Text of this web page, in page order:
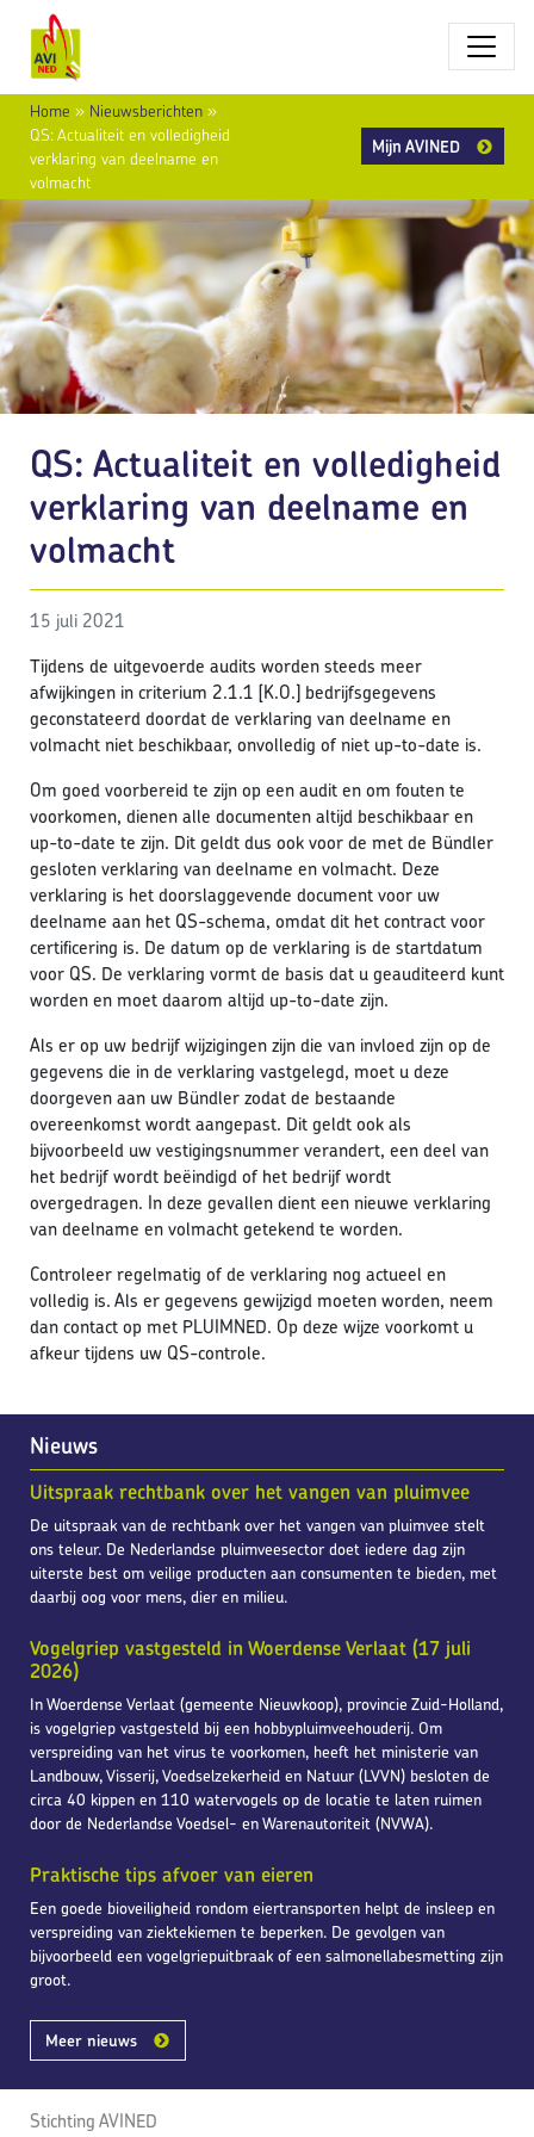
Home » Nieuwsberichten »
QS: Actualiteit en volledigheid
verklaring van deelname en
volmacht
Mijn AVINED
Nieuws
Uitspraak rechtbank over het vangen van pluimvee
De uitspraak van de rechtbank over het vangen van pluimvee stelt
ons teleur. De Nederlandse pluimveesector doet iedere dag zijn
uiterste best om veilige producten aan consumenten te bieden, met
daarbij oog voor mens, dier en milieu.
Vogelgriep vastgesteld in Woerdense Verlaat (17 juli
2026)
In Woerdense Verlaat (gemeente Nieuwkoop), provincie Zuid-Holland,
is vogelgriep vastgesteld bij een hobbypluimveehouderij. Om
verspreiding van het virus te voorkomen, heeft het ministerie van
Landbouw, Visserij, Voedselzekerheid en Natuur (LVVN) besloten de
circa 40 kippen en 110 watervogels op de locatie te laten ruimen
door de Nederlandse Voedsel- en Warenautoriteit (NVWA).
Praktische tips afvoer van eieren
Een goede bioveiligheid rondom eiertransporten helpt de insleep en
verspreiding van ziektekiemen te beperken. De gevolgen van
bijvoorbeeld een vogelgriepuitbraak of een salmonellabesmetting zijn
groot.
Meer nieuws
Stichting AVINED
QS: Actualiteit en volledigheid
verklaring van deelname en
volmacht
15 juli 2021
Tijdens de uitgevoerde audits worden steeds meer
afwijkingen in criterium 2.1.1 [K.O.] bedrijfsgegevens
geconstateerd doordat de verklaring van deelname en
volmacht niet beschikbaar, onvolledig of niet up-to-date is.
Om goed voorbereid te zijn op een audit en om fouten te
voorkomen, dienen alle documenten altijd beschikbaar en
up-to-date te zijn. Dit geldt dus ook voor de met de Bündler
gesloten verklaring van deelname en volmacht. Deze
verklaring is het doorslaggevende document voor uw
deelname aan het QS-schema, omdat dit het contract voor
certificering is. De datum op de verklaring is de startdatum
voor QS. De verklaring vormt de basis dat u geauditeerd kunt
worden en moet daarom altijd up-to-date zijn.
Als er op uw bedrijf wijzigingen zijn die van invloed zijn op de
gegevens die in de verklaring vastgelegd, moet u deze
doorgeven aan uw Bündler zodat de bestaande
overeenkomst wordt aangepast. Dit geldt ook als
bijvoorbeeld uw vestigingsnummer verandert, een deel van
het bedrijf wordt beëindigd of het bedrijf wordt
overgedragen. In deze gevallen dient een nieuwe verklaring
van deelname en volmacht getekend te worden.
Controleer regelmatig of de verklaring nog actueel en
volledig is. Als er gegevens gewijzigd moeten worden, neem
dan contact op met PLUIMNED. Op deze wijze voorkomt u
afkeur tijdens uw QS-controle.